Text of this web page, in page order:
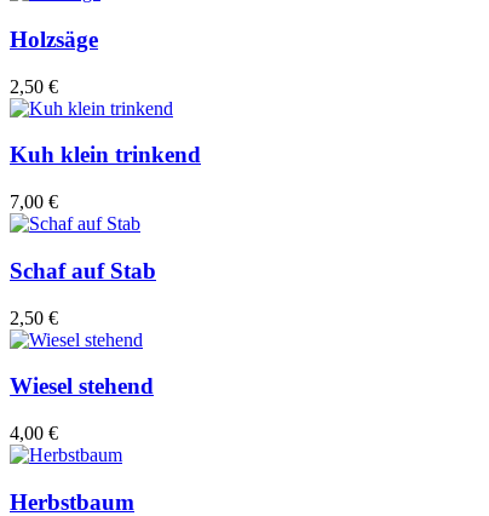
Holzsäge
2,50 €
Kuh klein trinkend
7,00 €
Schaf auf Stab
2,50 €
Wiesel stehend
4,00 €
Herbstbaum